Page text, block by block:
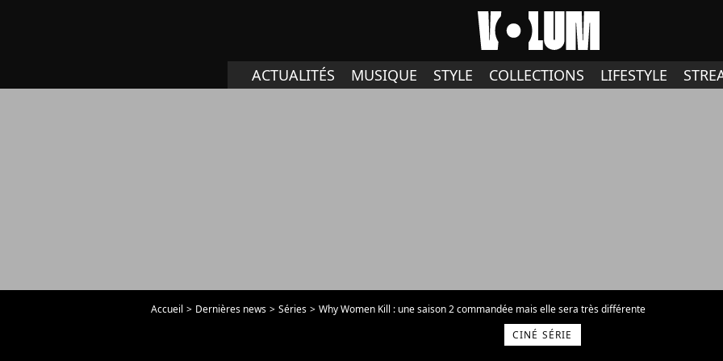
ACTUALITÉS MUSIQUE STYLE COLLECTIONS LIFESTYLE
Accueil Dernières news Séries
Why Women Kill : une saison 2 commandée mais elle sera très différente
CINÉ SÉRIE